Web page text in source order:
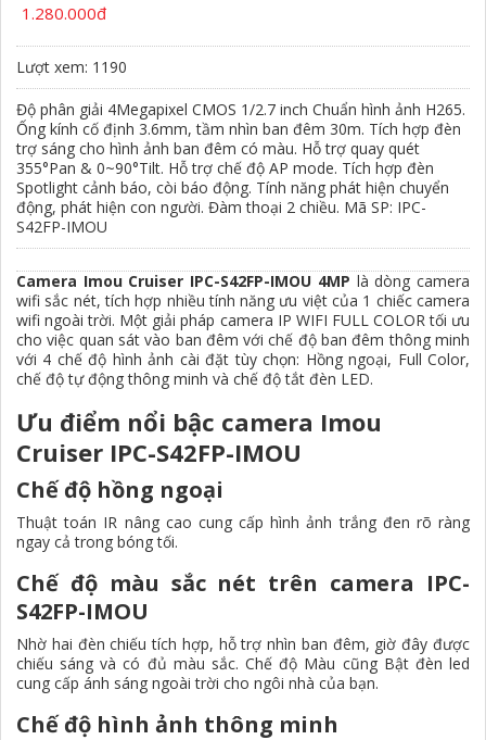
1.280.000đ
Lượt xem: 1190
Độ phân giải 4Megapixel CMOS 1/2.7 inch Chuẩn hình ảnh H265.
Ống kính cố định 3.6mm, tầm nhìn ban đêm 30m. Tích hợp đèn
trợ sáng cho hình ảnh ban đêm có màu. Hỗ trợ quay quét
355°Pan & 0~90°Tilt. Hỗ trợ chế độ AP mode. Tích hợp đèn
Spotlight cảnh báo, còi báo động. Tính năng phát hiện chuyển
động, phát hiện con người. Đàm thoại 2 chiều. Mã SP: IPC-
S42FP-IMOU
Camera Imou Cruiser IPC-S42FP-IMOU 4MP là dòng camera
wifi sắc nét, tích hợp nhiều tính năng ưu việt của 1 chiếc camera
wifi ngoài trời. Một giải pháp camera IP WIFI FULL COLOR tối ưu
cho việc quan sát vào ban đêm với chế độ ban đêm thông minh
với 4 chế độ hình ảnh cài đặt tùy chọn: Hồng ngoại, Full Color,
chế độ tự động thông minh và chế độ tắt đèn LED.
Ưu điểm nổi bậc camera Imou
Cruiser IPC-S42FP-IMOU
Chế độ hồng ngoại
Thuật toán IR nâng cao cung cấp hình ảnh trắng đen rõ ràng
ngay cả trong bóng tối.
Chế độ màu sắc nét trên camera IPC-
S42FP-IMOU
Nhờ hai đèn chiếu tích hợp, hỗ trợ nhìn ban đêm, giờ đây được
chiếu sáng và có đủ màu sắc. Chế độ Màu cũng Bật đèn led
cung cấp ánh sáng ngoài trời cho ngôi nhà của bạn.
Chế độ hình ảnh thông minh